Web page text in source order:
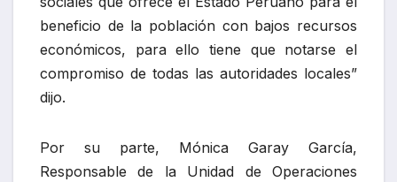
beneficio de la población con bajos recursos
económicos, para ello tiene que notarse el
compromiso de todas las autoridades locales”
dijo.
Por su parte, Mónica Garay García,
Responsable de la Unidad de Operaciones